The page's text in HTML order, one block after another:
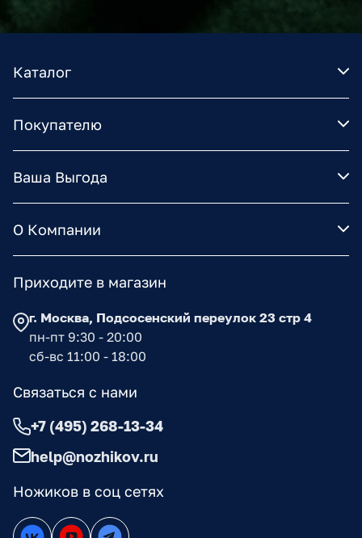
Каталог
Покупателю
Ваша Выгода
О Компании
Ножиков в соц сетях
Приходите в магазин
г. Москва, Подсосенский переулок 23 стр 4
пн-пт 9:30 - 20:00
сб-вс 11:00 - 18:00
Связаться с нами
+7 (495) 268-13-34
help@nozhikov.ru